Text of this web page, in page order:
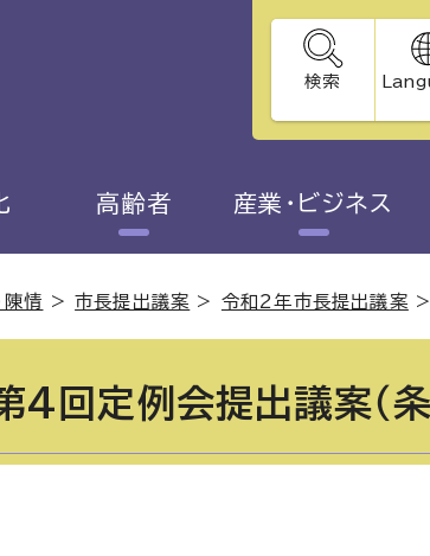
検索
高齢者 産業・ビジネス
陳情 >市長提出議案 > 令和2年市長提出議案 >
4回定例会提出議案（条